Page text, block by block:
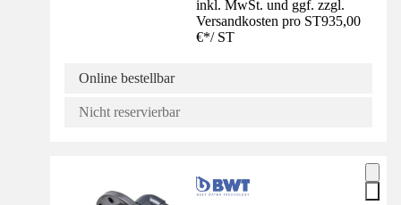
inkl. MwSt. und ggf. zzgl.
Versandkosten pro ST935,00
€*/ ST
Online bestellbar
Nicht reservierbar